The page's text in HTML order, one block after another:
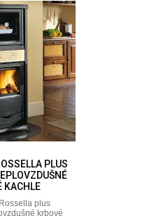
PLUS
KACHLE
plus
krbové